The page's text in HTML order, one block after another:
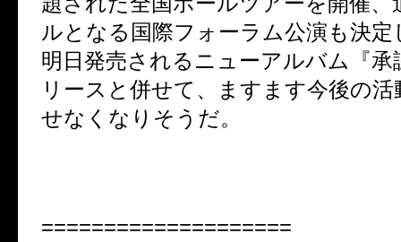
ルとなる国際フォーラム公演も決定
明日発売されるニューアルバム『承
リースと併せて、ますます今後の
せなくなりそうだ。
====================